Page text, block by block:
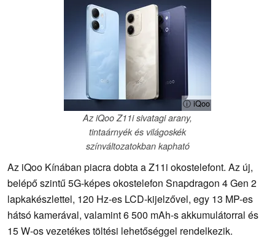
ⓘ iQoo
Az iQoo Z11i sivatagi arany,
tintaárnyék és világoskék
színváltozatokban kapható
Az iQoo Kínában piacra dobta a Z11i okostelefont. Az új,
belépő szintű 5G-képes okostelefon Snapdragon 4 Gen 2
lapkakészlettel, 120 Hz-es LCD-kijelzővel, egy 13 MP-es
hátsó kamerával, valamint 6 500 mAh-s akkumulátorral és
15 W-os vezetékes töltési lehetőséggel rendelkezik.